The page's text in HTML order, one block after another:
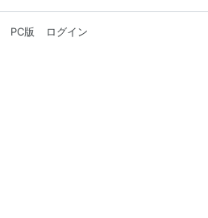
PC版 ログイン